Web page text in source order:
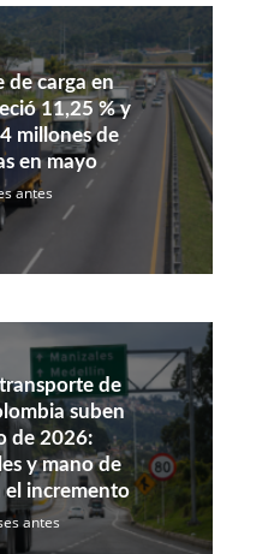
de carga en
11,25 % y
millones de
en mayo
antes
de
suben
de 2026:
y mano de
el incremento
antes